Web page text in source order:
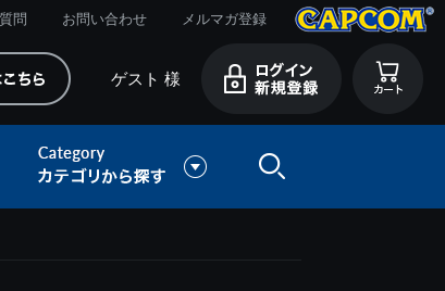
問 お問い合わせ メルマガ登録
ゲスト 様